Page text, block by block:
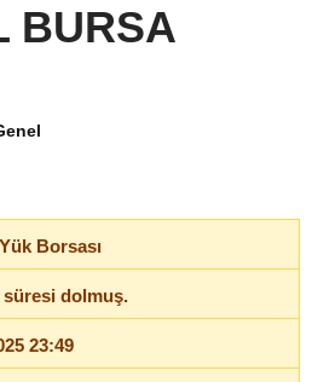
BURSA
Borsası
süresi dolmuş.
23:49